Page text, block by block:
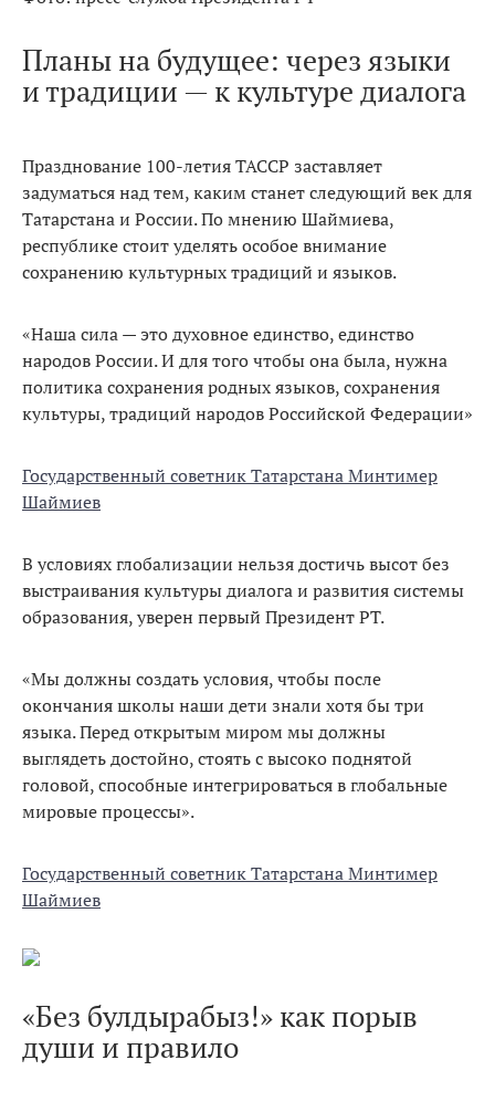
Планы на будущее: через языки
и традиции — к культуре диалога
Празднование 100-летия ТАССР заставляет
задуматься над тем, каким станет следующий век для
Татарстана и России. По мнению Шаймиева,
республике стоит уделять особое внимание
сохранению культурных традиций и языков.
«Наша сила — это духовное единство, единство
народов России. И для того чтобы она была, нужна
политика сохранения родных языков, сохранения
культуры, традиций народов Российской Федерации»
Государственный советник Татарстана Минтимер
Шаймиев
В условиях глобализации нельзя достичь высот без
выстраивания культуры диалога и развития системы
образования, уверен первый Президент РТ.
«Мы должны создать условия, чтобы после
окончания школы наши дети знали хотя бы три
языка. Перед открытым миром мы должны
выглядеть достойно, стоять с высоко поднятой
головой, способные интегрироваться в глобальные
мировые процессы».
Государственный советник Татарстана Минтимер
Шаймиев
«Без булдырабыз!» как порыв
души и правило